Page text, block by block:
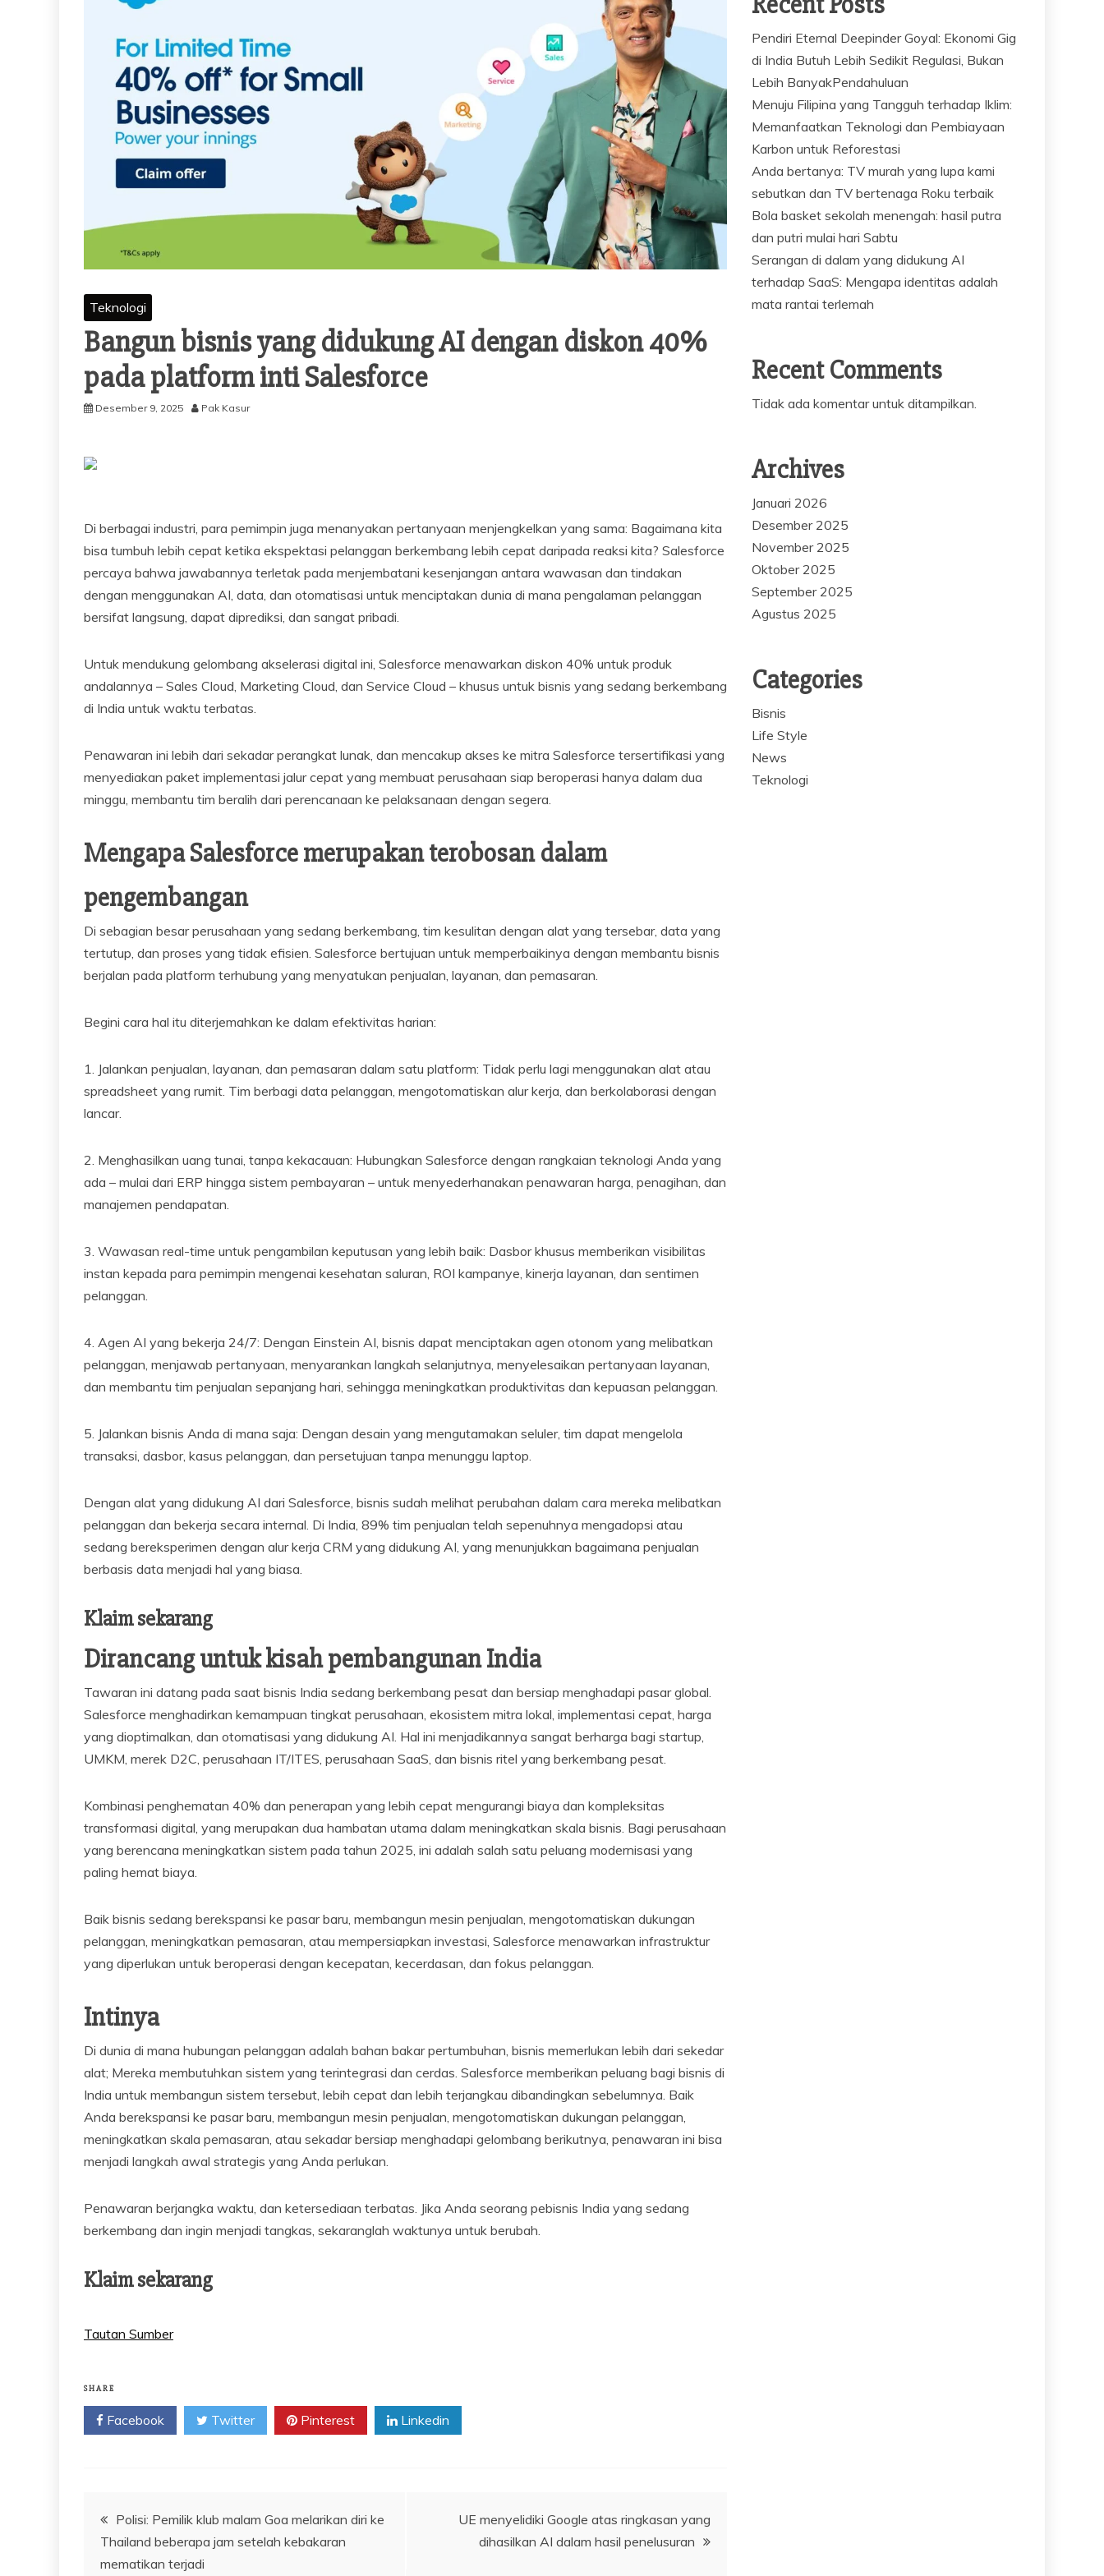
Teknologi
Bangun bisnis yang didukung AI dengan diskon 40%
pada platform inti Salesforce
Desember 9, 2025 Pak Kasur
Di berbagai industri, para pemimpin juga menanyakan pertanyaan menjengkelkan yang sama: Bagaimana kita
bisa tumbuh lebih cepat ketika ekspektasi pelanggan berkembang lebih cepat daripada reaksi kita? Salesforce
percaya bahwa jawabannya terletak pada menjembatani kesenjangan antara wawasan dan tindakan
dengan menggunakan AI, data, dan otomatisasi untuk menciptakan dunia di mana pengalaman pelanggan
bersifat langsung, dapat diprediksi, dan sangat pribadi.
Untuk mendukung gelombang akselerasi digital ini, Salesforce menawarkan diskon 40% untuk produk
andalannya – Sales Cloud, Marketing Cloud, dan Service Cloud – khusus untuk bisnis yang sedang berkembang
di India untuk waktu terbatas.
Penawaran ini lebih dari sekadar perangkat lunak, dan mencakup akses ke mitra Salesforce tersertifikasi yang
menyediakan paket implementasi jalur cepat yang membuat perusahaan siap beroperasi hanya dalam dua
minggu, membantu tim beralih dari perencanaan ke pelaksanaan dengan segera.
Mengapa Salesforce merupakan terobosan dalam
pengembangan
Di sebagian besar perusahaan yang sedang berkembang, tim kesulitan dengan alat yang tersebar, data yang
tertutup, dan proses yang tidak efisien. Salesforce bertujuan untuk memperbaikinya dengan membantu bisnis
berjalan pada platform terhubung yang menyatukan penjualan, layanan, dan pemasaran.
Begini cara hal itu diterjemahkan ke dalam efektivitas harian:
1. Jalankan penjualan, layanan, dan pemasaran dalam satu platform: Tidak perlu lagi menggunakan alat atau
spreadsheet yang rumit. Tim berbagi data pelanggan, mengotomatiskan alur kerja, dan berkolaborasi dengan
lancar.
2. Menghasilkan uang tunai, tanpa kekacauan: Hubungkan Salesforce dengan rangkaian teknologi Anda yang
ada – mulai dari ERP hingga sistem pembayaran – untuk menyederhanakan penawaran harga, penagihan, dan
manajemen pendapatan.
3. Wawasan real-time untuk pengambilan keputusan yang lebih baik: Dasbor khusus memberikan visibilitas
instan kepada para pemimpin mengenai kesehatan saluran, ROI kampanye, kinerja layanan, dan sentimen
pelanggan.
4. Agen AI yang bekerja 24/7: Dengan Einstein AI, bisnis dapat menciptakan agen otonom yang melibatkan
pelanggan, menjawab pertanyaan, menyarankan langkah selanjutnya, menyelesaikan pertanyaan layanan,
dan membantu tim penjualan sepanjang hari, sehingga meningkatkan produktivitas dan kepuasan pelanggan.
5. Jalankan bisnis Anda di mana saja: Dengan desain yang mengutamakan seluler, tim dapat mengelola
transaksi, dasbor, kasus pelanggan, dan persetujuan tanpa menunggu laptop.
Dengan alat yang didukung AI dari Salesforce, bisnis sudah melihat perubahan dalam cara mereka melibatkan
pelanggan dan bekerja secara internal. Di India, 89% tim penjualan telah sepenuhnya mengadopsi atau
sedang bereksperimen dengan alur kerja CRM yang didukung AI, yang menunjukkan bagaimana penjualan
berbasis data menjadi hal yang biasa.
Klaim sekarang
Dirancang untuk kisah pembangunan India
Tawaran ini datang pada saat bisnis India sedang berkembang pesat dan bersiap menghadapi pasar global.
Salesforce menghadirkan kemampuan tingkat perusahaan, ekosistem mitra lokal, implementasi cepat, harga
yang dioptimalkan, dan otomatisasi yang didukung AI. Hal ini menjadikannya sangat berharga bagi startup,
UMKM, merek D2C, perusahaan IT/ITES, perusahaan SaaS, dan bisnis ritel yang berkembang pesat.
Kombinasi penghematan 40% dan penerapan yang lebih cepat mengurangi biaya dan kompleksitas
transformasi digital, yang merupakan dua hambatan utama dalam meningkatkan skala bisnis. Bagi perusahaan
yang berencana meningkatkan sistem pada tahun 2025, ini adalah salah satu peluang modernisasi yang
paling hemat biaya.
Baik bisnis sedang berekspansi ke pasar baru, membangun mesin penjualan, mengotomatiskan dukungan
pelanggan, meningkatkan pemasaran, atau mempersiapkan investasi, Salesforce menawarkan infrastruktur
yang diperlukan untuk beroperasi dengan kecepatan, kecerdasan, dan fokus pelanggan.
Intinya
Di dunia di mana hubungan pelanggan adalah bahan bakar pertumbuhan, bisnis memerlukan lebih dari sekedar
alat; Mereka membutuhkan sistem yang terintegrasi dan cerdas. Salesforce memberikan peluang bagi bisnis di
India untuk membangun sistem tersebut, lebih cepat dan lebih terjangkau dibandingkan sebelumnya. Baik
Anda berekspansi ke pasar baru, membangun mesin penjualan, mengotomatiskan dukungan pelanggan,
meningkatkan skala pemasaran, atau sekadar bersiap menghadapi gelombang berikutnya, penawaran ini bisa
menjadi langkah awal strategis yang Anda perlukan.
Penawaran berjangka waktu, dan ketersediaan terbatas. Jika Anda seorang pebisnis India yang sedang
berkembang dan ingin menjadi tangkas, sekaranglah waktunya untuk berubah.
Klaim sekarang
Tautan Sumber
SHARE
Facebook Twitter Pinterest Linkedin
Navigasi
pos
Polisi: Pemilik klub malam Goa melarikan diri ke
Thailand beberapa jam setelah kebakaran
mematikan terjadi
UE menyelidiki Google atas ringkasan yang
dihasilkan AI dalam hasil penelusuran
Pendiri Eternal Deepinder Goyal: Ekonomi Gig
di India Butuh Lebih Sedikit Regulasi, Bukan
Lebih BanyakPendahuluan
Menuju Filipina yang Tangguh terhadap Iklim:
Memanfaatkan Teknologi dan Pembiayaan
Karbon untuk Reforestasi
Anda bertanya: TV murah yang lupa kami
sebutkan dan TV bertenaga Roku terbaik
Bola basket sekolah menengah: hasil putra
dan putri mulai hari Sabtu
Serangan di dalam yang didukung AI
terhadap SaaS: Mengapa identitas adalah
mata rantai terlemah
Recent Comments
Tidak ada komentar untuk ditampilkan.
Archives
Januari 2026
Desember 2025
November 2025
Oktober 2025
September 2025
Agustus 2025
Categories
Bisnis
Life Style
News
Teknologi